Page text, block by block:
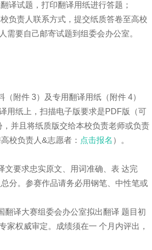
译试题，打印翻译用纸进行答题；
负责人联系方式，提交纸质答卷至高校
需要自己邮寄试题到组委会办公室。
附件 3）及专用翻译用纸（附件 4）
用纸上，扫描电子版要求是PDF版（可
并且将纸质版交给本校负责老师或负责
校负责人&志愿者： 点击报名 ）。
要求忠实原文、用词准确、表 达完
分。参赛作品请务必用钢笔、中性笔或
译大赛组委会办公室拟出翻译 题目初
家权威审定。成绩须在一 个月内评出，